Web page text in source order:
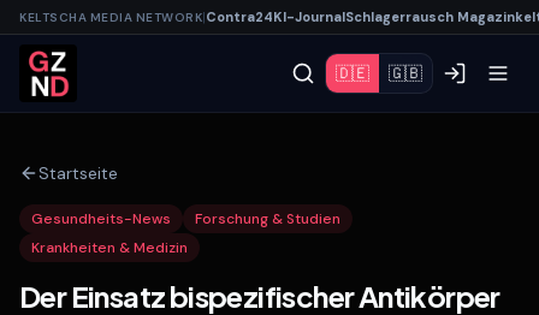
KELTSCHA MEDIA NETWORK|Contra24KI-JournalSchlagerrausch Magazin
🇩🇪 🇬🇧
Startseite
Gesundheits-News
Forschung & Studien
Krankheiten & Medizin
Der Einsatz bispezifischer Antikörper